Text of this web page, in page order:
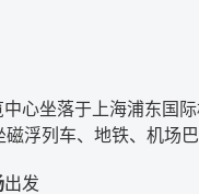
中心坐落于上海浦东国
浮列车、地铁、机场
出发